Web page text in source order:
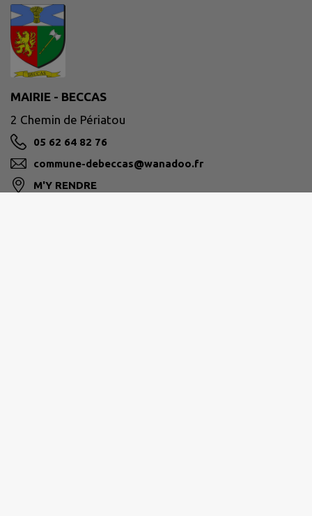
MAIRIE - BECCAS
2 Chemin de Périatou
05 62 64 82 76
commune-debeccas@wanadoo.fr
M'Y RENDRE